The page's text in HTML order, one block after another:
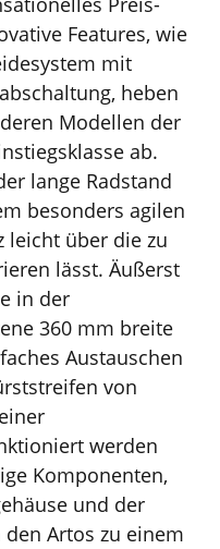
Features, wie
mit
heben
Modellen der
ab.
lange Radstand
besonders agilen
leicht über die zu
lässt. Äußerst
in der
360 mm breite
Austauschen
von
werden
Komponenten,
und der
Artos zu einem